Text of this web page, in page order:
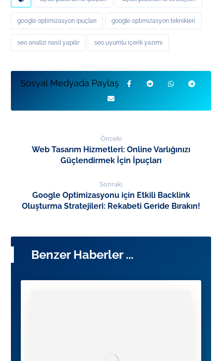
google optimizasyon ipuçları google optimizasyon teknikleri
seo analizi nasıl yapılır seo uyumlu içerik yazımı
Önceki
Web Tasarım Hizmetleri: Online Varlığınızı
Güçlendirmek İçin İpuçları
Sonraki
Google Optimizasyonu için Etkili Backlink
Oluşturma Stratejileri: Rekabeti Geride Bırakın!
Benzer Haberler ...